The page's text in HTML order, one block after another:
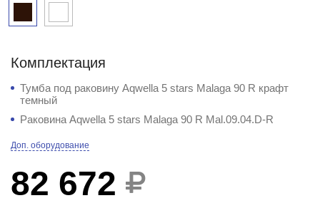
Комплектация
Тумба под раковину Aqwella 5 stars Malaga 90 R крафт
темный
Раковина Aqwella 5 stars Malaga 90 R Mal.09.04.D-R
Доп. оборудование
82 672